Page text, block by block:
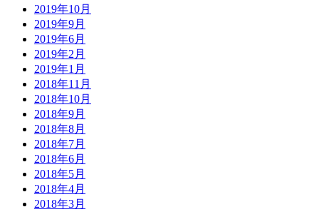
2019年10月
2019年9月
2019年6月
2019年2月
2019年1月
2018年11月
2018年10月
2018年9月
2018年8月
2018年7月
2018年6月
2018年5月
2018年4月
2018年3月